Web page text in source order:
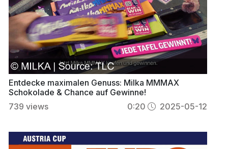
Entdecke maximalen Genuss: Milka MMMAX
Schokolade & Chance auf Gewinne!
739 views 0:20 2025-05-12